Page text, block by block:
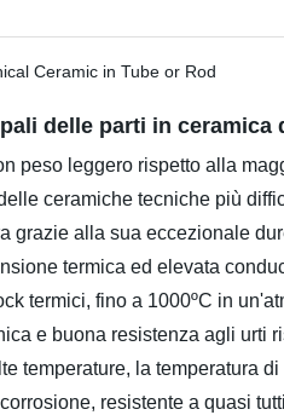
delle parti in
peso leggero rispetto alla
ceramiche tecniche più
grazie alla sua eccezionale
termica ed elevata
termici, fino a 1000ºC in
e buona resistenza agli urti
temperature, la temperatura
resistente a quasi